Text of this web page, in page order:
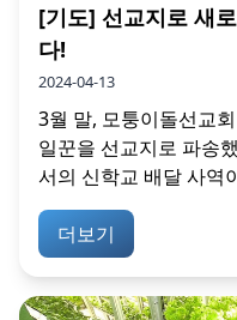
[기도] 선교지로 새
다!
2024-04-13
3월 말, 모퉁이돌선교
일꾼을 선교지로 파송
서의 신학교 배달 사역
더보기